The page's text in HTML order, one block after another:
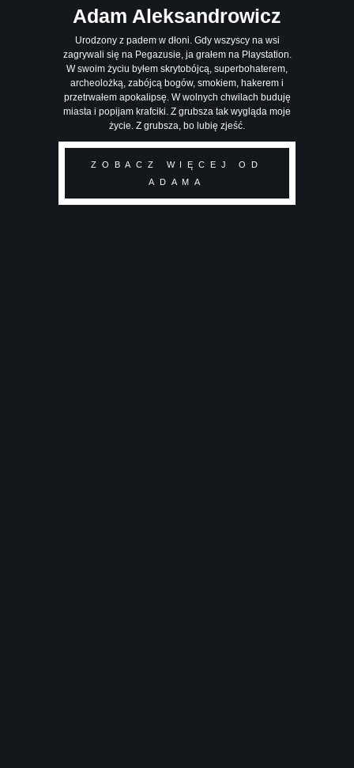
Adam Aleksandrowicz
Urodzony z padem w dłoni. Gdy wszyscy na wsi
zagrywali się na Pegazusie, ja grałem na Playstation.
W swoim życiu byłem skrytobójcą, superbohaterem,
archeolożką, zabójcą bogów, smokiem, hakerem i
przetrwałem apokalipsę. W wolnych chwilach buduję
miasta i popijam krafciki. Z grubsza tak wygląda moje
życie. Z grubsza, bo lubię zjeść.
ZOBACZ WIĘCEJ OD
ADAMA